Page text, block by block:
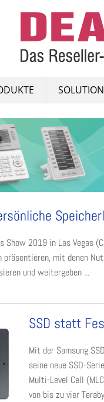
Show 2019 in Las Vegas
präsentieren, mit denen
und weitergeben ...
SSD statt
Mit der Samsung
seine neue SSD-
Multi-Level Cell
von bis zu vier